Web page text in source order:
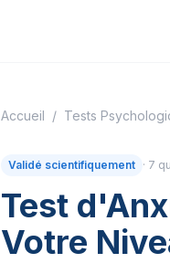
Accueil / Tests
Validé scientifiquement · 7
Test
Votre